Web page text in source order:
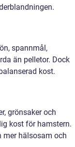
spannmål,
än pelletor. Dock
kost.
grönsaker och
kost för hamstern.
mer hälsosam och